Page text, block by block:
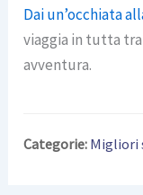
Dai un’occhiata
viaggia in tutta
avventura.
Categorie: Migliori